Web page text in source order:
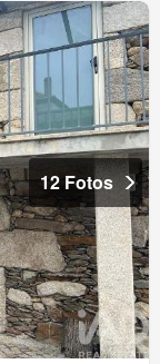
12 Fotos